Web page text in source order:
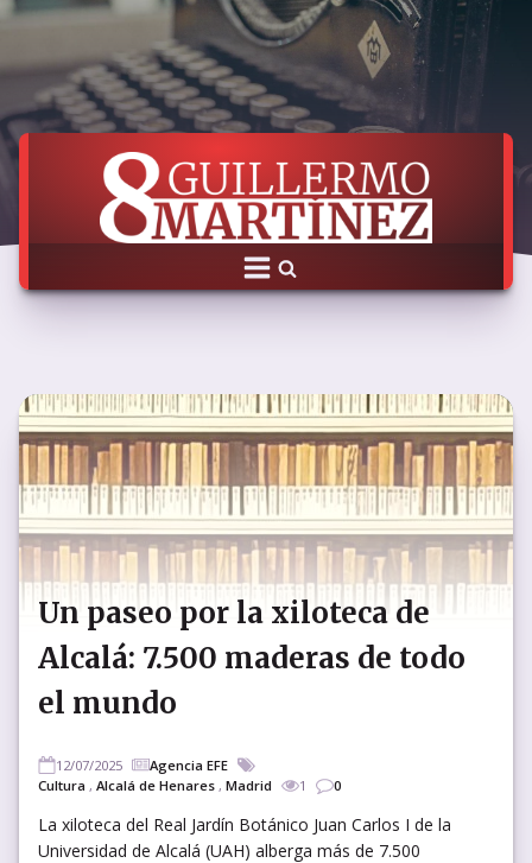
Un paseo por la xiloteca de
Alcalá: 7.500 maderas de todo
el mundo
12/07/2025
Agencia EFE
Cultura , Alcalá de Henares , Madrid 1 0
La xiloteca del Real Jardín Botánico Juan Carlos I de la
Universidad de Alcalá (UAH) alberga más de 7.500